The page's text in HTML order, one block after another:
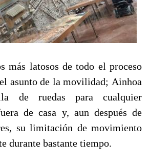
más latosos de todo el proceso
asunto de la movilidad; Ainhoa
de ruedas para cualquier
de casa y, aun después de
su limitación de movimiento
durante bastante tiempo.